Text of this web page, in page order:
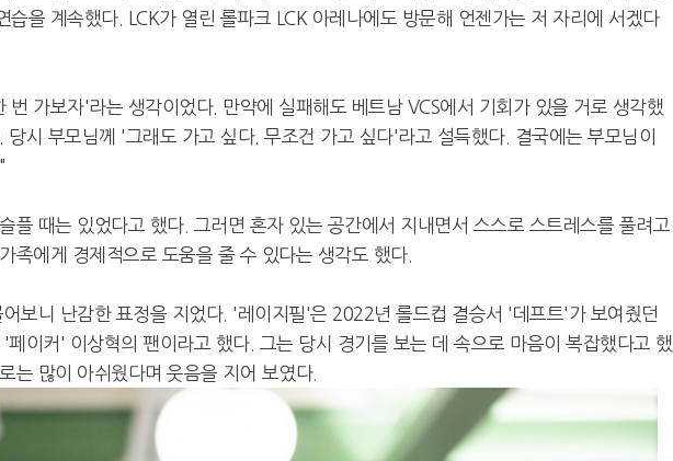
을 계속했다. LCK가 열린 롤파크 LCK 아레나에도 방문해 언젠가는 저 자리에 서겠다
번 가보자'라는 생각이었다. 만약에 실패해도 베트남 VCS에서 기회가 있을 거로 생각했
시 부모님께 '그래도 가고 싶다. 무조건 가고 싶다'라고 설득했다. 결국에는 부모님이
플 때는 있었다고 했다. 그러면 혼자 있는 공간에서 지내면서 스스로 스트레스를 풀려고
족에게 경제적으로 도움을 줄 수 있다는 생각도 했다.
보니 난감한 표정을 지었다. '레이지필'은 2022년 롤드컵 결승서 '데프트'가 보여줬던
이커' 이상혁의 팬이라고 했다. 그는 당시 경기를 보는 데 속으로 마음이 복잡했다고 했
는 많이 아쉬웠다며 웃음을 지어 보였다.